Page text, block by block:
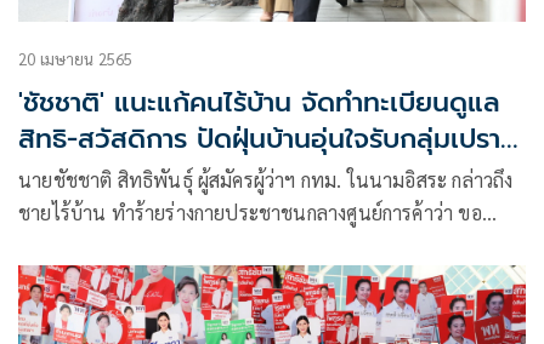
20 เมษายน 2565
'ชัชชาติ' แนะแก้คนไร้บ้าน จัดทำทะเบียนดูแล
สิทธิ-สวัสดิการ ปัดฝุ่นบ้านอุ่นใจรับกลุ่มเปราะ
บาง
นายชัชชาติ สิทธิพันธุ์ ผู้สมัครผู้ว่าฯ กทม. ในนามอิสระ กล่าวถึง
ชายไร้บ้าน ทำร้ายร่างกายประชาชนกลางศูนย์การค้าว่า ขอ
โน้มปัญหาคนไร้บ้านที่เพิ่มสูงขึ้นใน กทม. ขอเสนอ กทม